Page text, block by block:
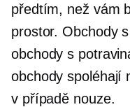
předtím, než vám
prostor. Obchody
obchody s
obchody spoléhají
v případě nouze.